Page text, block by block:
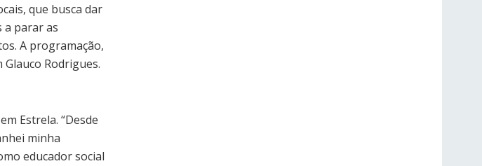
que busca dar
a parar as
A programação,
Rodrigues.
Estrela. “Desde
minha
educador social